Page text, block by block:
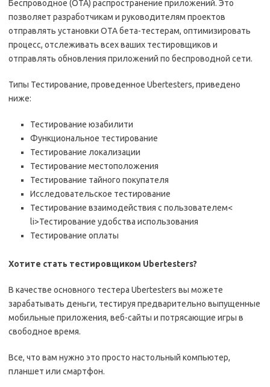
Беспроводное (OTA) распространение приложений. Это
позволяет разработчикам и руководителям проектов
отправлять установки OTA бета-тестерам, оптимизировать
процесс, отслеживать всех ваших тестировщиков и
отправлять обновления приложений по беспроводной сети.
Типы Тестирование, проведенное Ubertesters, приведено
ниже:
Тестирование юзабилити
Функциональное тестирование
Тестирование локализации
Тестирование местоположения
Тестирование тайного покупателя
Исследовательское тестирование
Тестирование взаимодействия с пользователем<
li>Тестирование удобства использования
Тестирование оплаты
Хотите стать тестировщиком Ubertesters?
В качестве основного тестера Ubertesters вы можете
зарабатывать деньги, тестируя предварительно выпущенные
мобильные приложения, веб-сайты и потрясающие игры в
свободное время.
Все, что вам нужно это просто настольный компьютер,
планшет или смартфон.